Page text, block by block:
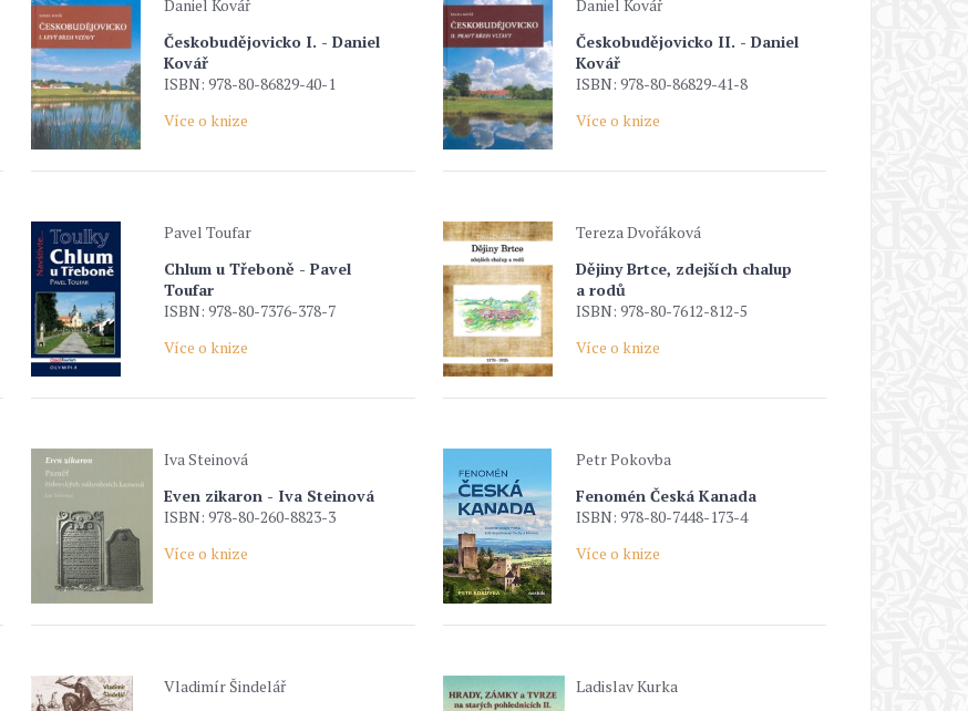
Daniel Kovář
Českobudějovicko I. - Daniel
Kovář
ISBN: 978-80-86829-40-1
Více o knize
Daniel Kovář
Českobudějovicko II. - Daniel
Kovář
ISBN: 978-80-86829-41-8
Více o knize
Pavel Toufar
Chlum u Třeboně - Pavel
Toufar
ISBN: 978-80-7376-378-7
Více o knize
Tereza Dvořáková
Dějiny Brtce, zdejších chalup
a rodů
ISBN: 978-80-7612-812-5
Více o knize
Iva Steinová
Even zikaron - Iva Steinová
ISBN: 978-80-260-8823-3
Více o knize
Petr Pokovba
Fenomén Česká Kanada
ISBN: 978-80-7448-173-4
Více o knize
Vladimír Šindelář
Ladislav Kurka